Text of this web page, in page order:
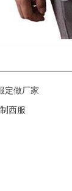
定做厂家
西服